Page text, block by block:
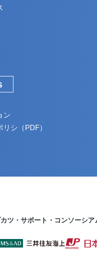
ン
シ（PDF）
ツ・サポート・コンソーシア